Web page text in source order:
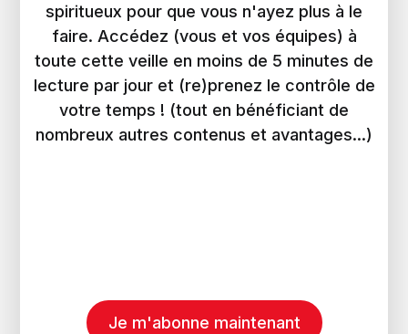
spiritueux pour que vous n'ayez plus à le
faire. Accédez (vous et vos équipes) à
toute cette veille en moins de 5 minutes de
lecture par jour et (re)prenez le contrôle de
votre temps ! (tout en bénéficiant de
nombreux autres contenus et avantages...)
Je m'abonne maintenant